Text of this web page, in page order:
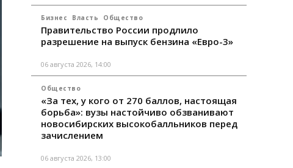
Бизнес Власть Общество
Правительство России продлило
разрешение на выпуск бензина «Евро-3»
06 августа 2026, 14:00
Общество
«За тех, у кого от 270 баллов, настоящая
борьба»: вузы настойчиво обзванивают
новосибирских высокобалльников перед
зачислением
06 августа 2026, 13:00